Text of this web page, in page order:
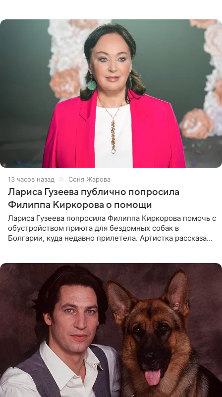
13 часов назад Соня Жарова
Лариса Гузеева публично попросила
Филиппа Киркорова о помощи
Лариса Гузеева попросила Филиппа Киркорова помочь с
обустройством приюта для бездомных собак в
Болгарии, куда недавно прилетела. Артистка рассказала